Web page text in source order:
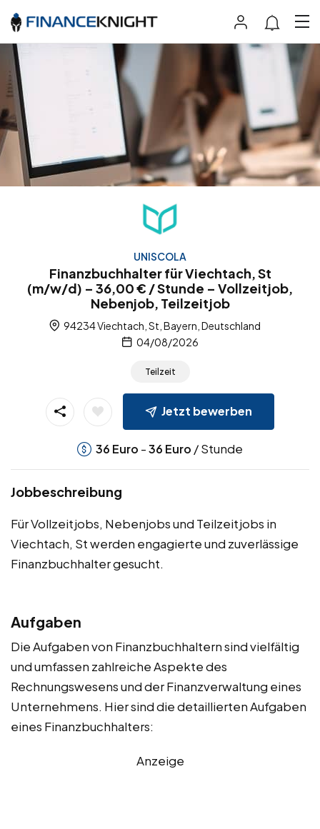
UNISCOLA
Finanzbuchhalter für Viechtach, St
(m/w/d) – 36,00 € / Stunde – Vollzeitjob,
Nebenjob, Teilzeitjob
94234 Viechtach, St, Bayern, Deutschland
04/08/2026
Teilzeit
Jetzt bewerben
36 Euro -36 Euro / Stunde
Jobbeschreibung
Für Vollzeitjobs, Nebenjobs und Teilzeitjobs in
Viechtach, St werden engagierte und zuverlässige
Finanzbuchhalter gesucht.
Aufgaben
Die Aufgaben von Finanzbuchhaltern sind vielfältig
und umfassen zahlreiche Aspekte des
Rechnungswesens und der Finanzverwaltung eines
Unternehmens. Hier sind die detaillierten Aufgaben
eines Finanzbuchhalters:
Anzeige